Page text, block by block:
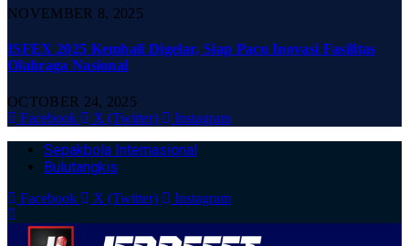
NOVEMBER 8, 2025
ISFEX 2025 Kembali Digelar, Siap Pacu Inovasi Fasilitas
Olahraga Nasional
OCTOBER 24, 2025
Facebook
X (Twitter) Instagram
Sepakbola Internasional
Bulutangkis
Facebook X (Twitter) Instagram